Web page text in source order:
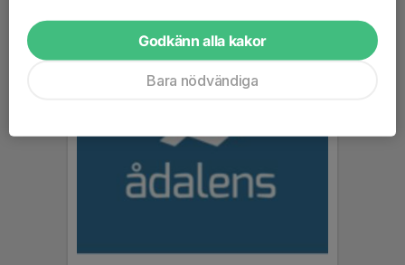
Godkänn alla kakor
Bara nödvändiga